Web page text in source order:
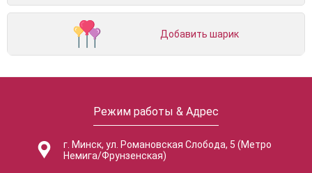
Добавить шарик
Режим работы & Адрес
г. Минск, ул. Романовская Слобода, 5 (Метро
Немига/Фрунзенская)